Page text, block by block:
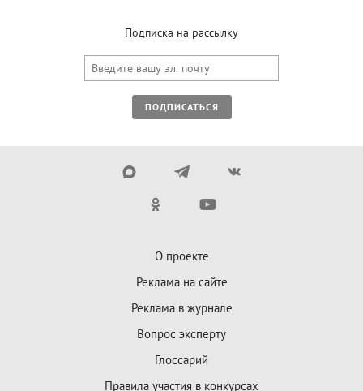
Подписка на рассылку
ПОДПИСАТЬСЯ
О проекте
Реклама на сайте
Реклама в журнале
Вопрос эксперту
Глоссарий
Правила участия в конкурсах